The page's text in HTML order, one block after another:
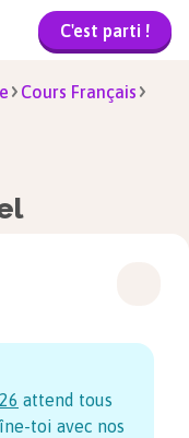
C'est parti !
Cours Français
attend tous
toi avec nos